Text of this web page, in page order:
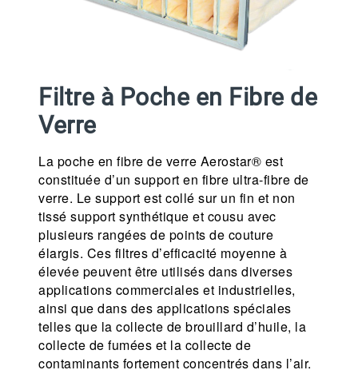
Filtre à Poche en Fibre de
Verre
La poche en fibre de verre Aerostar® est
constituée d’un support en fibre ultra-fibre de
verre. Le support est collé sur un fin et non
tissé support synthétique et cousu avec
plusieurs rangées de points de couture
élargis. Ces filtres d’efficacité moyenne à
élevée peuvent être utilisés dans diverses
applications commerciales et industrielles,
ainsi que dans des applications spéciales
telles que la collecte de brouillard d’huile, la
collecte de fumées et la collecte de
contaminants fortement concentrés dans l’air.